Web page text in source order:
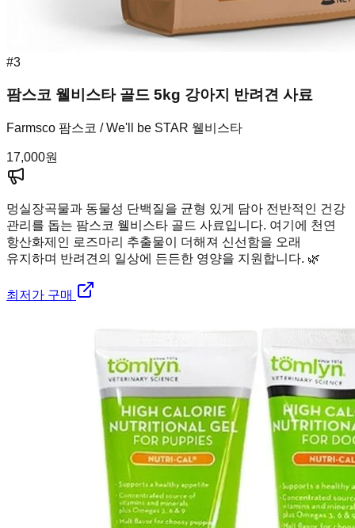
#3
팜스코 웰비스타 골드 5kg 강아지 반려견 사료
Farmsco 팜스코 / We'll be STAR 웰비스타
17,000원
멍실장곡물과 동물성 단백질을 균형 있게 담아 전반적인 건강
관리를 돕는 팜스코 웰비스타 골드 사료입니다. 여기에 천연
항산화제인 로즈마리 추출물이 더해져 신선함을 오래
유지하며 반려견의 일상에 든든한 영양을 지원합니다. 🌿
최저가 구매